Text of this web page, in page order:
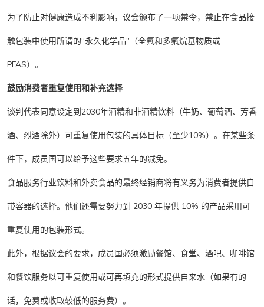
为了防止对健康造成不利影响，议会颁布了一项禁令，禁止在食品接
触包装中使用所谓的“永久化学品”（全氟和多氟烷基物质或
PFAS）。
鼓励消费者重复使用和补充选择
谈判代表同意设定到2030年酒精和非酒精饮料（牛奶、葡萄酒、芳香
酒、烈酒除外）可重复使用包装的具体目标（至少10%）。在某些条
件下，成员国可以给予这些要求五年的减免。
食品服务行业饮料和外卖食品的最终经销商将有义务为消费者提供自
带容器的选择。他们还需要努力到 2030 年提供 10% 的产品采用可
重复使用的包装形式。
此外，根据议会的要求，成员国必须激励餐馆、食堂、酒吧、咖啡馆
和餐饮服务以可重复使用或可再填充的形式提供自来水（如果有的
话，免费或收取较低的服务费）。